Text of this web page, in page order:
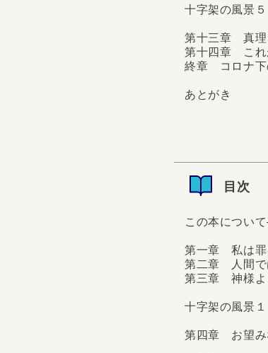
いた恵みを言葉
縄、五島、奄美
人に、神と共に
件、事故、...
十字架の風景
第十三章 真理
第十四章 これ
終章 コロナ下
あとがき
目次
この本につい
第一章 私は罪
第二章 人間で
第三章 神様よ
十字架の風景
第四章 お望み